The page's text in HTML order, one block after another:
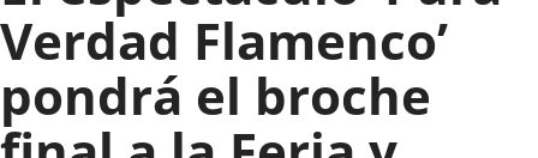
Verdad Flamenco’
pondrá el broche